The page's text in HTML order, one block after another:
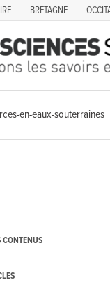
BRETAGNE
en-eaux-souterraines
CONTENUS